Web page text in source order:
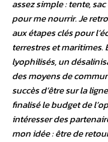
assez simple : tente,
pour me nourrir. Je
aux étapes clés pour
terrestres et maritimes.
lyophilisés, un
des moyens de
succès d’être sur la
finalisé le budget de
intéresser des
mon idée : être de